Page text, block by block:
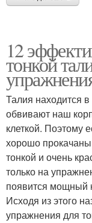
12
тонкой
Талия находится
обвивают наш
клеткой. Поэтому
хорошо
тонкой и очень
только на
появится мощный
Исходя из этого
упражнения для